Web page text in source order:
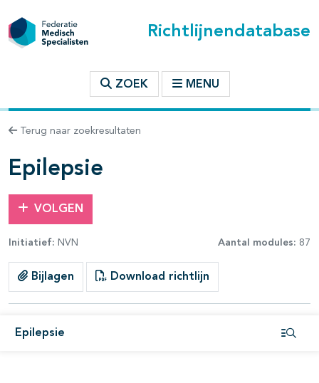
Richtlijnendatabase
ZOEK MENU
Terug naar zoekresultaten
Epilepsie
VOLGEN
Initiatief: NVN Aantal modules: 87
Bijlagen Download richtlijn
Epilepsie
binnen deze richtlijn